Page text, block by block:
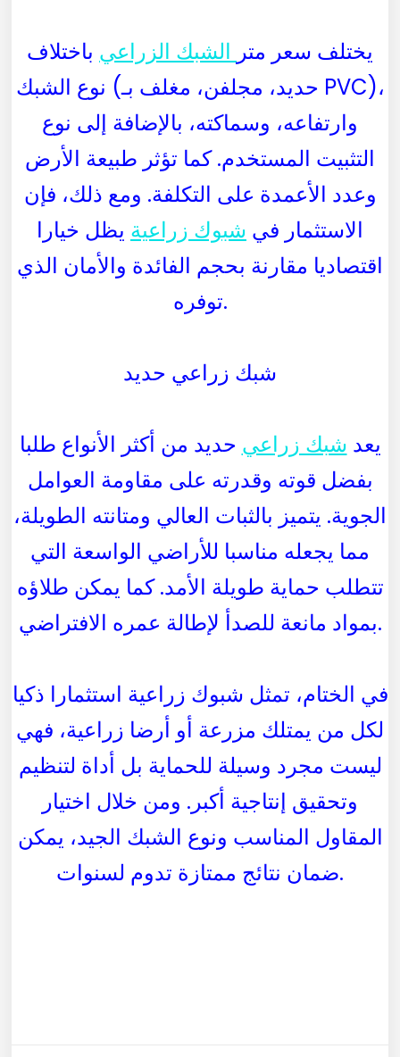
يختلف سعر متر الشبك الزراعي باختلاف
نوع الشبك (حديد، مجلفن، مغلف بـ PVC)،
وارتفاعه، وسماكته، بالإضافة إلى نوع
التثبيت المستخدم. كما تؤثر طبيعة الأرض
وعدد الأعمدة على التكلفة. ومع ذلك، فإن
الاستثمار في شبوك زراعية يظل خيارا
اقتصاديا مقارنة بحجم الفائدة والأمان الذي
توفره.
شبك زراعي حديد
يعد شبك زراعي حديد من أكثر الأنواع طلبا
بفضل قوته وقدرته على مقاومة العوامل
الجوية. يتميز بالثبات العالي ومتانته الطويلة،
مما يجعله مناسبا للأراضي الواسعة التي
تتطلب حماية طويلة الأمد. كما يمكن طلاؤه
بمواد مانعة للصدأ لإطالة عمره الافتراضي.
في الختام، تمثل شبوك زراعية استثمارا ذكيا
لكل من يمتلك مزرعة أو أرضا زراعية، فهي
ليست مجرد وسيلة للحماية بل أداة لتنظيم
وتحقيق إنتاجية أكبر. ومن خلال اختيار
المقاول المناسب ونوع الشبك الجيد، يمكن
ضمان نتائج ممتازة تدوم لسنوات.